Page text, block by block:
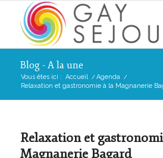
Blog - A la une
Vous êtes ici : Accueil / Agenda /
Relaxation et gastronomie à la Magnanerie
Relaxation et
Magnanerie Bagard